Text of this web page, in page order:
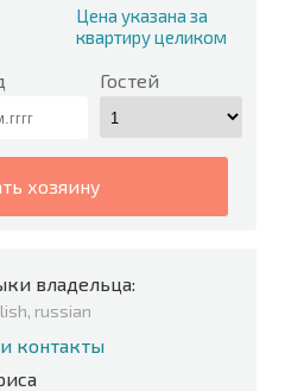
Цена указана за
квартиру целиком
Гостей
хозяину
владельца:
russian
контакты